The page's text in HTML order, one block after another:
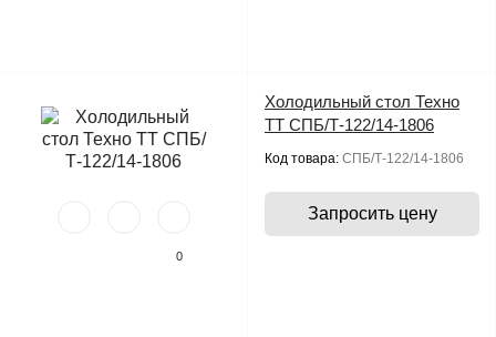
0
Холодильный стол Техно
ТТ СПБ/Т-122/14-1806
Код товара: СПБ/Т-122/14-1806
Запросить цену